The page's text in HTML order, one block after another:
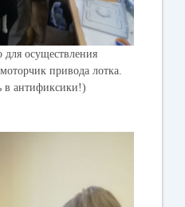
осуществления
привода лотка.
в антификсики!)